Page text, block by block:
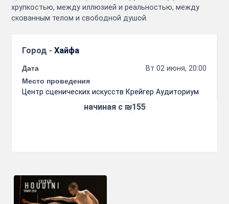
хрупкостью, между иллюзией и реальностью, между
скованным телом и свободной душой.
Город - Хайфа
Дата
Вт 02 июня, 20:00
Место проведения
Центр сценических искусств Крейгер Аудиториум
начиная с ₪155